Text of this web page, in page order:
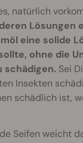
natürlich
Lösungen
eine solide
ohne die
schädigen. Sei
Insekten
schädlich ist,
Seifen weicht